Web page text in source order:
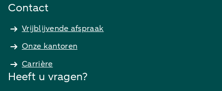
Contact
Vrijblijvende afspraak
Onze kantoren
Carrière
Heeft u vragen?